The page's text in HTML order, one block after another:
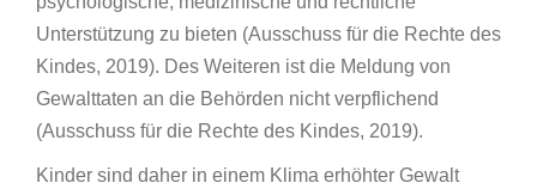
Unterstützung zu bieten (Ausschuss für die Rechte des
Kindes, 2019). Des Weiteren ist die Meldung von
Gewalttaten an die Behörden nicht verpflichend
(Ausschuss für die Rechte des Kindes, 2019).
Kinder sind daher in einem Klima erhöhter Gewalt